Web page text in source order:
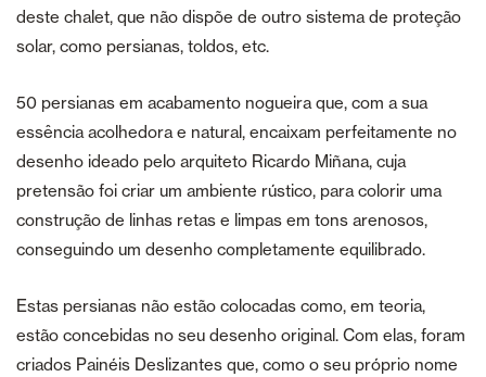
deste chalet, que não dispõe de outro sistema de proteção
solar, como persianas, toldos, etc.
50 persianas em acabamento nogueira que, com a sua
essência acolhedora e natural, encaixam perfeitamente no
desenho ideado pelo arquiteto Ricardo Miñana, cuja
pretensão foi criar um ambiente rústico, para colorir uma
construção de linhas retas e limpas em tons arenosos,
conseguindo um desenho completamente equilibrado.
Estas persianas não estão colocadas como, em teoria,
estão concebidas no seu desenho original. Com elas, foram
criados Painéis Deslizantes que, como o seu próprio nome